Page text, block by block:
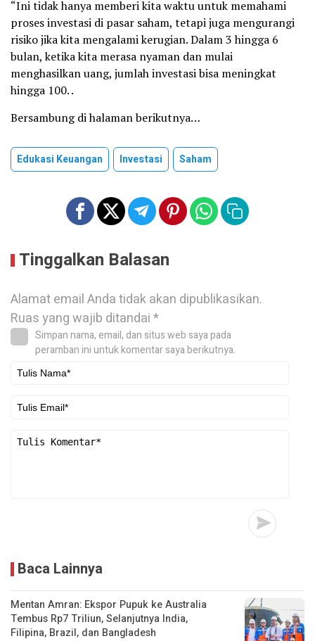
“Ini tidak hanya memberi kita waktu untuk memahami
proses investasi di pasar saham, tetapi juga mengurangi
risiko jika kita mengalami kerugian. Dalam 3 hingga 6
bulan, ketika kita merasa nyaman dan mulai
menghasilkan uang, jumlah investasi bisa meningkat
hingga 100. .
Bersambung di halaman berikutnya…
Edukasi Keuangan Investasi Saham
Tinggalkan Balasan
Alamat email Anda tidak akan dipublikasikan.
Ruas yang wajib ditandai*
Simpan nama, email, dan situs web saya pada
peramban ini untuk komentar saya berikutnya.
Baca Lainnya
Mentan Amran: Ekspor Pupuk ke Australia
Tembus Rp7 Triliun, Selanjutnya India,
Filipina, Brazil, dan Bangladesh